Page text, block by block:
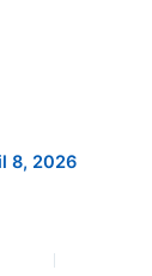
8, 2026